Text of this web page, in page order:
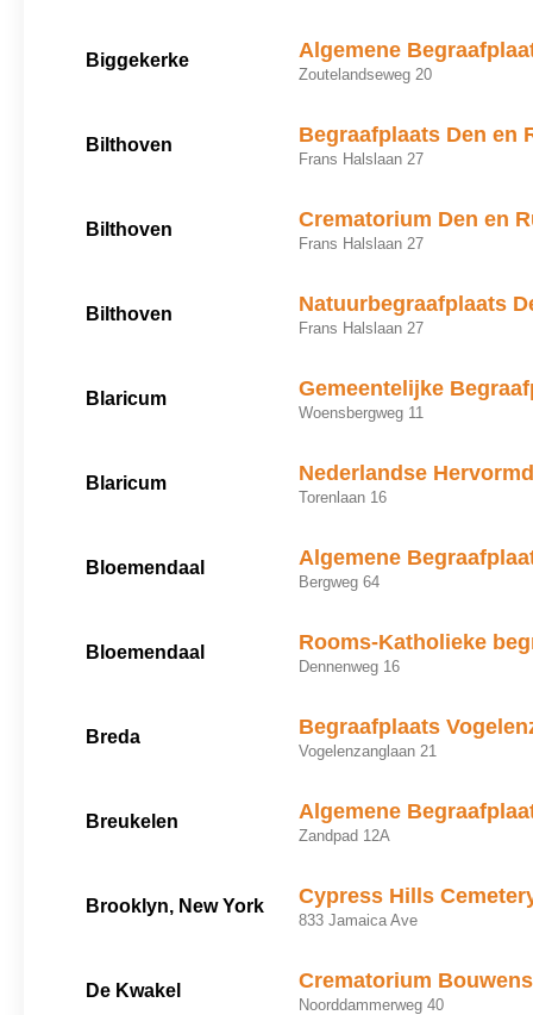
Biggekerke Algemene
Zoutelandseweg 20
Bilthoven Begraafplaats Den en
Frans Halslaan 27
Bilthoven Crematorium Den en
Frans Halslaan 27
Bilthoven Natuurbegraafplaats
Frans Halslaan 27
Blaricum Gemeentelijke
Woensbergweg 11
Blaricum Nederlandse
Torenlaan 16
Bloemendaal Algemene
Bergweg 64
Bloemendaal Rooms-Katholieke
Dennenweg 16
Breda Begraafplaats
Vogelenzanglaan 21
Breukelen Algemene
Zandpad 12A
Brooklyn, New York Cypress Hills
833 Jamaica Ave
De Kwakel Crematorium Bouwens
Noorddammerweg 40